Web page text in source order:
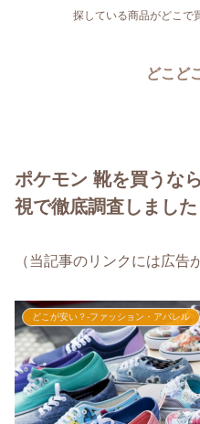
探している商品がどこで
どこど
ポケモン 靴を買うな
視で徹底調査しました
（当記事のリンクには広告
どこが安い？-ファッション・アパレル